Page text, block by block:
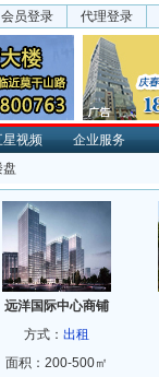
会员登录 代理登录
星视频
企业服务
盘
远洋国际中心商铺
方式： 出租
面积：200-500㎡